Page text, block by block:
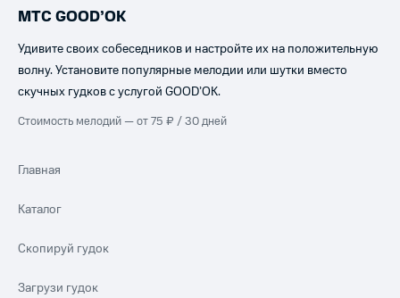
МТС GOOD’OK
Удивите своих собеседников и настройте их на положительную
волну. Установите популярные мелодии или шутки вместо
скучных гудков с услугой GOOD’OK.
Стоимость мелодий — от 75 ₽ / 30 дней
Главная
Каталог
Скопируй гудок
Загрузи гудок